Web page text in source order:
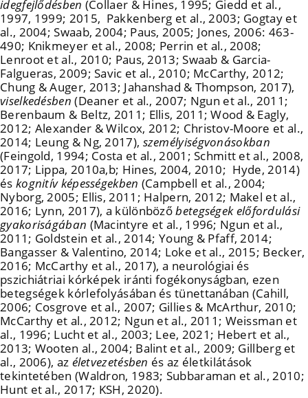
idegfejlődésben (Collaer & Hines, 1995; Giedd et al.,
1997, 1999; 2015, Pakkenberg et al., 2003; Gogtay et
al., 2004; Swaab, 2004; Paus, 2005; Jones, 2006: 463-
490; Knikmeyer et al., 2008; Perrin et al., 2008;
Lenroot et al., 2010; Paus, 2013; Swaab & Garcia-
Falgueras, 2009; Savic et al., 2010; McCarthy, 2012;
Chung & Auger, 2013; Jahanshad & Thompson, 2017),
viselkedésben (Deaner et al., 2007; Ngun et al., 2011;
Berenbaum & Beltz, 2011; Ellis, 2011; Wood & Eagly,
2012; Alexander & Wilcox, 2012; Christov-Moore et al.,
2014; Leung & Ng, 2017), személyiségvonásokban
(Feingold, 1994; Costa et al., 2001; Schmitt et al., 2008,
2017; Lippa, 2010a,b; Hines, 2004, 2010; Hyde, 2014)
és kognitív képességekben (Campbell et al., 2004;
Nyborg, 2005; Ellis, 2011; Halpern, 2012; Makel et al.,
2016; Lynn, 2017), a kü­lönbözőbetegségek előfordulási
gyakoriságában (Macintyre et al., 1996; Ngun et al.,
2011; Goldstein et al., 2014; Young & Pfaff, 2014;
Bangasser & Valentino, 2014; Loke et al., 2015; Becker,
2016; McCarthy et al., 2017), a neurológiai és
pszichiátriai kórképek iránti fogékonyságban, ezen
betegségek kórlefolyásában és tünettanában (Cahill,
2006; Cosgrove et al., 2007; Gillies & McArthur, 2010;
McCarthy et al., 2012; Ngun et al., 2011; Weissman et
al., 1996; Lucht et al., 2003; Lee, 2021; Hebert et al.,
2013; Wooten al., 2004; Balint et al., 2009; Gillberg et
al., 2006), az életvezetésben és az életkilátások
tekintetében (Waldron, 1983; Subbaraman et al., 2010;
Hunt et al., 2017; KSH, 2020).